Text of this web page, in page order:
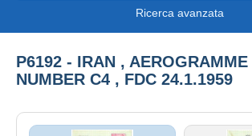
Ricerca avanzata
P6192 - IRAN ,
NUMBER C4 , FDC 24.1.1959